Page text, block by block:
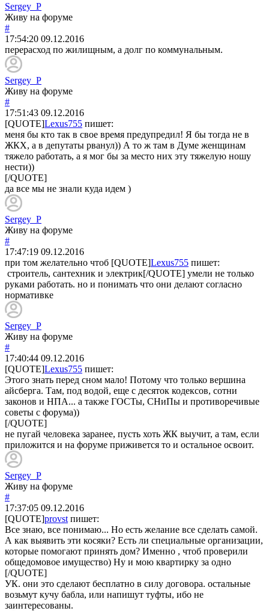
Sergey_P
Живу на форуме
#
17:54:20 09.12.2016
перерасход по жилищным, а долг по коммунальным.
Sergey_P
Живу на форуме
#
17:51:43 09.12.2016
[QUOTE]Lexus755 пишет:
меня бы кто так в свое время предупредил! Я бы тогда не в
ЖКХ, а в депутаты рванул)) А то ж там в Думе женщинам
тяжело работать, а я мог бы за место них эту тяжелую ношу
нести))
[/QUOTE]
да все мы не знали куда идем )
Sergey_P
Живу на форуме
#
17:47:19 09.12.2016
при том желательно чтоб [QUOTE]Lexus755 пишет:
строитель, сантехник и электрик[/QUOTE] умели не только
руками работать. но и понимать что они делают согласно
нормативке
Sergey_P
Живу на форуме
#
17:40:44 09.12.2016
[QUOTE]Lexus755 пишет:
Этого знать перед сном мало! Потому что только вершина
айсберга. Там, под водой, еще с десяток кодексов, сотни
законов и НПА... а также ГОСТы, СНиПы и противоречивые
советы с форума))
[/QUOTE]
не пугай человека заранее, пусть хоть ЖК выучит, а там, если
приложится и на форуме приживется то и остальное освоит.
Sergey_P
Живу на форуме
#
17:37:05 09.12.2016
[QUOTE]provst пишет:
Все знаю, все понимаю... Но есть желание все сделать самой.
А как выявить эти косяки? Есть ли специальные организации,
которые помогают принять дом? Именно , чтоб проверили
общедомовое имущество) Ну и мою квартирку за одно
[/QUOTE]
УК. они это сделают бесплатно в силу договора. остальные
возьмут кучу бабла, или напишут туфты, ибо не
заинтересованы.